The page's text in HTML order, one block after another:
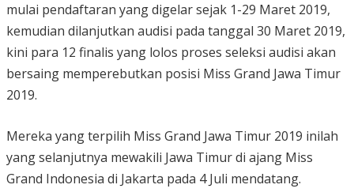
mulai pendaftaran yang digelar sejak 1-29 Maret 2019,
kemudian dilanjutkan audisi pada tanggal 30 Maret 2019,
kini para 12 finalis yang lolos proses seleksi audisi akan
bersaing memperebutkan posisi Miss Grand Jawa Timur
2019.
Mereka yang terpilih Miss Grand Jawa Timur 2019 inilah
yang selanjutnya mewakili Jawa Timur di ajang Miss
Grand Indonesia di Jakarta pada 4 Juli mendatang.